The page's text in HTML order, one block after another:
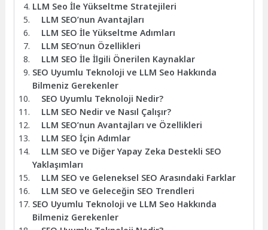
LLM Seo İle Yükseltme Stratejileri
LLM SEO’nun Avantajları
LLM SEO İle Yükseltme Adımları
LLM SEO’nun Özellikleri
LLM SEO İle İlgili Önerilen Kaynaklar
SEO Uyumlu Teknoloji ve LLM Seo Hakkında
Bilmeniz Gerekenler
SEO Uyumlu Teknoloji Nedir?
LLM SEO Nedir ve Nasıl Çalışır?
LLM SEO’nun Avantajları ve Özellikleri
LLM SEO İçin Adımlar
LLM SEO ve Diğer Yapay Zeka Destekli SEO
Yaklaşımları
LLM SEO ve Geleneksel SEO Arasındaki Farklar
LLM SEO ve Geleceğin SEO Trendleri
SEO Uyumlu Teknoloji ve LLM Seo Hakkında
Bilmeniz Gerekenler